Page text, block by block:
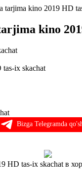
kino 2019 HD
kino
ix skachat
Bizga Telegramda
tas-ix skachat в